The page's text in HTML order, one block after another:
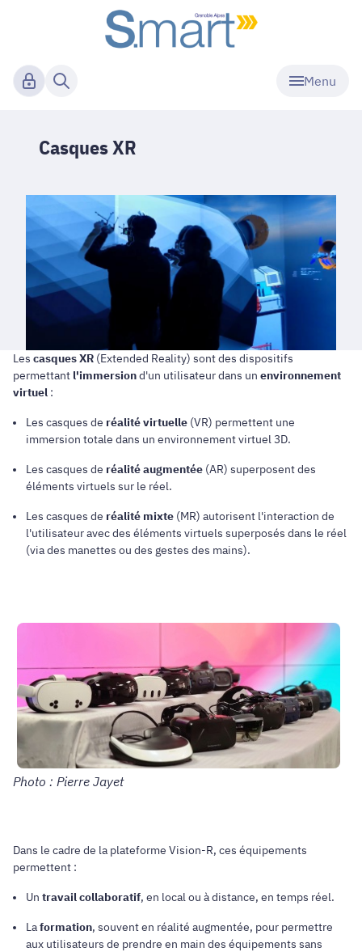
Menu
Casques XR
Les casques XR (Extended Reality) sont des dispositifs
permettant l'immersiond'un utilisateur dans un environnement
virtuel :
Les casques de réalité virtuelle (VR) permettent une
immersion totale dans un environnement virtuel 3D.
Les casques de réalité augmentée (AR) superposent des
éléments virtuels sur le réel.
Les casques de réalité mixte (MR) autorisent l'interaction de
l'utilisateur avec des éléments virtuels superposés dans le réel
(via des manettes ou des gestes des mains).
Photo : Pierre Jayet
Dans le cadre de la plateforme Vision-R, ces équipements
permettent :
Un travail collaboratif, en local ou à distance, en temps réel.
Laformation, souvent en réalité augmentée, pour permettre
aux utilisateurs de prendre en main des équipements sans